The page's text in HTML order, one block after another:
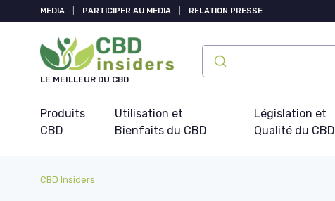
MEDIA PARTICIPER AU MEDIA RELATION PRESSE
LE MEILLEUR DU CBD
Produits
CBD
Utilisation et
Bienfaits du CBD
Législation et
Qualité du CBD
CBD Insiders
Panneau de gestion des cookies